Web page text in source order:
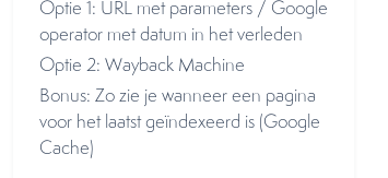
Optie 1: URL met parameters / Google
operator met datum in het verleden
Optie 2: Wayback Machine
Bonus: Zo zie je wanneer een pagina
voor het laatst geïndexeerd is (Google
Cache)